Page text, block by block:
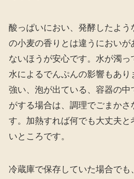
酸っぱいにおい、発酵したよう
の小麦の香りとは違うにおいが
ないほうが安心です。水が濁っ
水によるでんぷんの影響もあり
強い、泡が出ている、容器の中
がする場合は、調理でごまかさ
す。加熱すれば何でも大丈夫と
いところです。
冷蔵庫で保存していた場合でも